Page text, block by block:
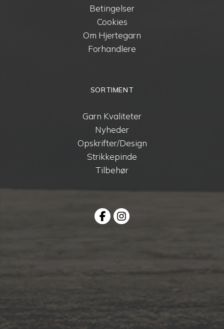
Betingelser
Cookies
Om Hjertegarn
Forhandlere
SORTIMENT
Garn Kvaliteter
Nyheder
Opskrifter/Design
Strikkepinde
Tilbehør